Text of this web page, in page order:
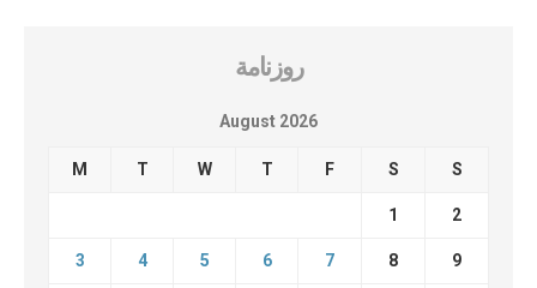
روزنامة
August 2026
M T W T F S S
1 2
3 4 5 6 7 8 9